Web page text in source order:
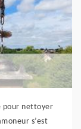
pour nettoyer
s’est